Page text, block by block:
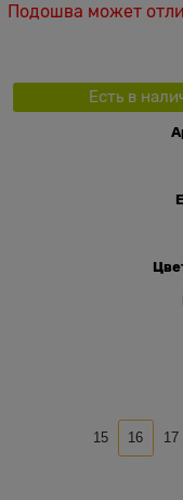
Подошва может
Есть в
15 16 17